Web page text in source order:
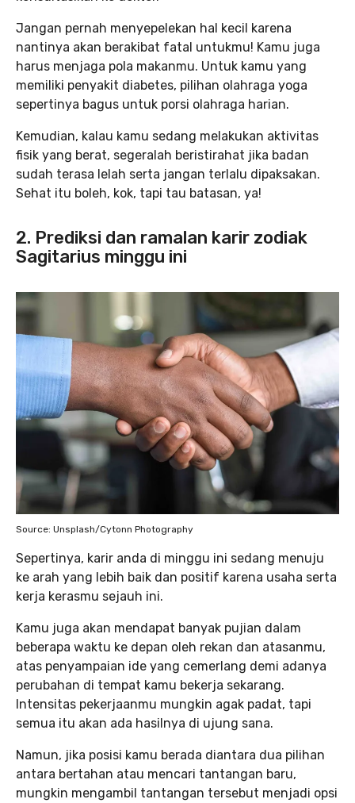
Jangan pernah menyepelekan hal kecil karena
nantinya akan berakibat fatal untukmu! Kamu juga
harus menjaga pola makanmu. Untuk kamu yang
memiliki penyakit diabetes, pilihan olahraga yoga
sepertinya bagus untuk porsi olahraga harian.
Kemudian, kalau kamu sedang melakukan aktivitas
fisik yang berat, segeralah beristirahat jika badan
sudah terasa lelah serta jangan terlalu dipaksakan.
Sehat itu boleh, kok, tapi tau batasan, ya!
2. Prediksi dan ramalan karir zodiak
Sagitarius minggu ini
Source: Unsplash/Cytonn Photography
Sepertinya, karir anda di minggu ini sedang menuju
ke arah yang lebih baik dan positif karena usaha serta
kerja kerasmu sejauh ini.
Kamu juga akan mendapat banyak pujian dalam
beberapa waktu ke depan oleh rekan dan atasanmu,
atas penyampaian ide yang cemerlang demi adanya
perubahan di tempat kamu bekerja sekarang.
Intensitas pekerjaanmu mungkin agak padat, tapi
semua itu akan ada hasilnya di ujung sana.
Namun, jika posisi kamu berada diantara dua pilihan
antara bertahan atau mencari tantangan baru,
mungkin mengambil tantangan tersebut menjadi opsi